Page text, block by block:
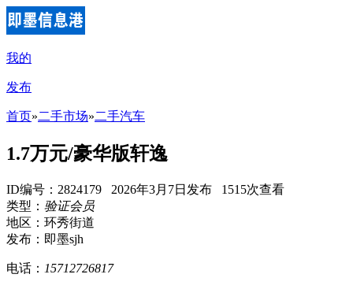
我的
发布
首页»二手市场»二手汽车
1.7万元/豪华版轩逸
ID编号：2824179 2026年3月7日发布 1515次查看
类型： 验证会员
地区：环秀街道
发布：即墨sjh
电话： 15712726817